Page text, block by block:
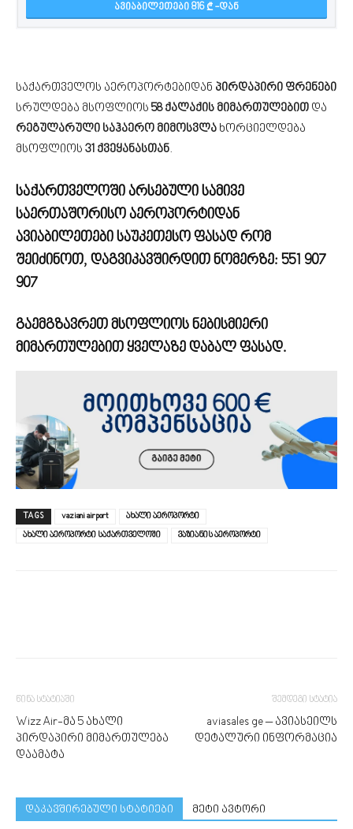
ᲐᲕᲘᲐᲑᲘᲚᲔᲗᲔᲑᲘ 816 -ᲓᲐᲜ
საქართველოს აეროპორტებიდან პირდაპირი ფრენები
სრულდება მსოფლიოს 58 ქალაქის მიმართულებით და
რეგულარული საჰაერო მიმოსვლა ხორციელდება
მსოფლიოს 31 ქვეყანასთან.
საქართველოში არსებული სამივე
საერთაშორისო აეროპორტიდან
ავიაბილეთები საუკეთესო ფასად რომ
შეიძინოთ, დაგვიკავშირდით ნომერზე: 551 907
907
გაემგზავრეთ მსოფლიოს ნებისმიერი
მიმართულებით ყველაზე დაბალ ფასად.
TAGS vaziani airport
ახალი აეროპორტი
ახალი აეროპორტი საქართველოში
ვაზიანის აეროპორტი
წინა სტატიაში
Wizz Air-მა 5 ახალი
პირდაპირი მიმართულება
დაამატა
შემდეგი სტატია
aviasales ge – ავიასეილს
დეტალური ინფორმაცია
დაკავშირებული სტატიები მეტი ავტორი